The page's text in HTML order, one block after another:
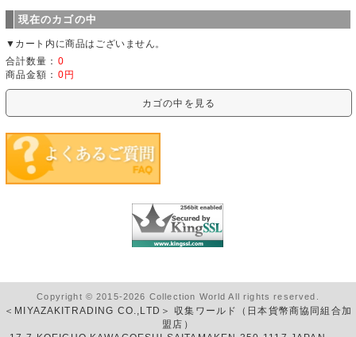
現在のカゴの中
▼カート内に商品はございません。
合計数量： 0
商品金額： 0円
カゴの中を見る
Copyright © 2015-2026 Collection World All rights reserved.
＜MIYAZAKITRADING CO.,LTD＞ 収集ワールド（日本貨幣商協同組合加
盟店）